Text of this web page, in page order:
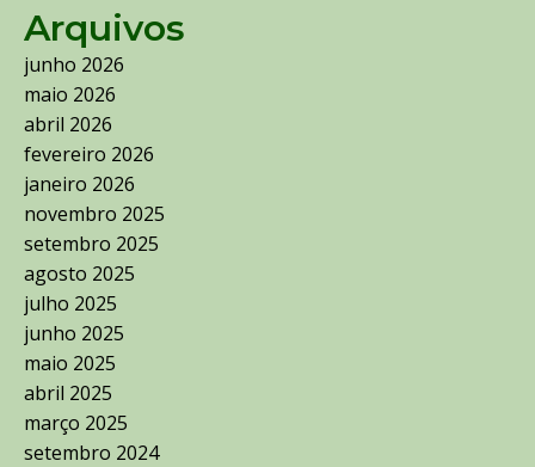
Arquivos
junho 2026
maio 2026
abril 2026
fevereiro 2026
janeiro 2026
novembro 2025
setembro 2025
agosto 2025
julho 2025
junho 2025
maio 2025
abril 2025
março 2025
setembro 2024